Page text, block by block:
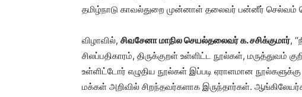
தமிழ்நாடு காவல்துறை முன்னாள் தலைவர் பன்னீர் செல்வம்
விழாவில், சிவசேனா மாநில செயல்தலைவர் க. சசிக்குமார்,
சிலப்பதிகாரம், திருக்குறள் உள்ளிட்ட நூல்கள், மருத்துவம்
உள்ளிட்டோர் எழுதிய நூல்கள் இப்படி ஏராளமான
மக்கள் அறிவில் சிறந்தவர்களாக இருந்தார்கள்.